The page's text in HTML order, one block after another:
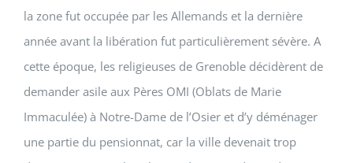
la zone fut occupée par les Allemands et la dernière
année avant la libération fut particulièrement sévère. A
cette époque, les religieuses de Grenoble décidèrent de
demander asile aux Pères OMI (Oblats de Marie
Immaculée) à Notre-Dame de l’Osier et d’y déménager
une partie du pensionnat, car la ville devenait trop